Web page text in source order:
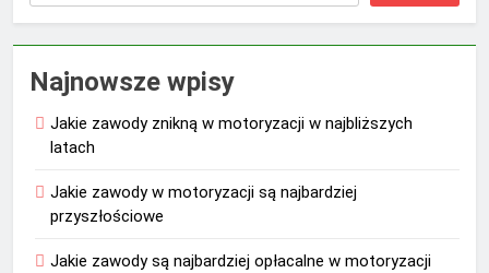
Najnowsze wpisy
Jakie zawody znikną w motoryzacji w najbliższych
latach
Jakie zawody w motoryzacji są najbardziej
przyszłościowe
Jakie zawody są najbardziej opłacalne w motoryzacji